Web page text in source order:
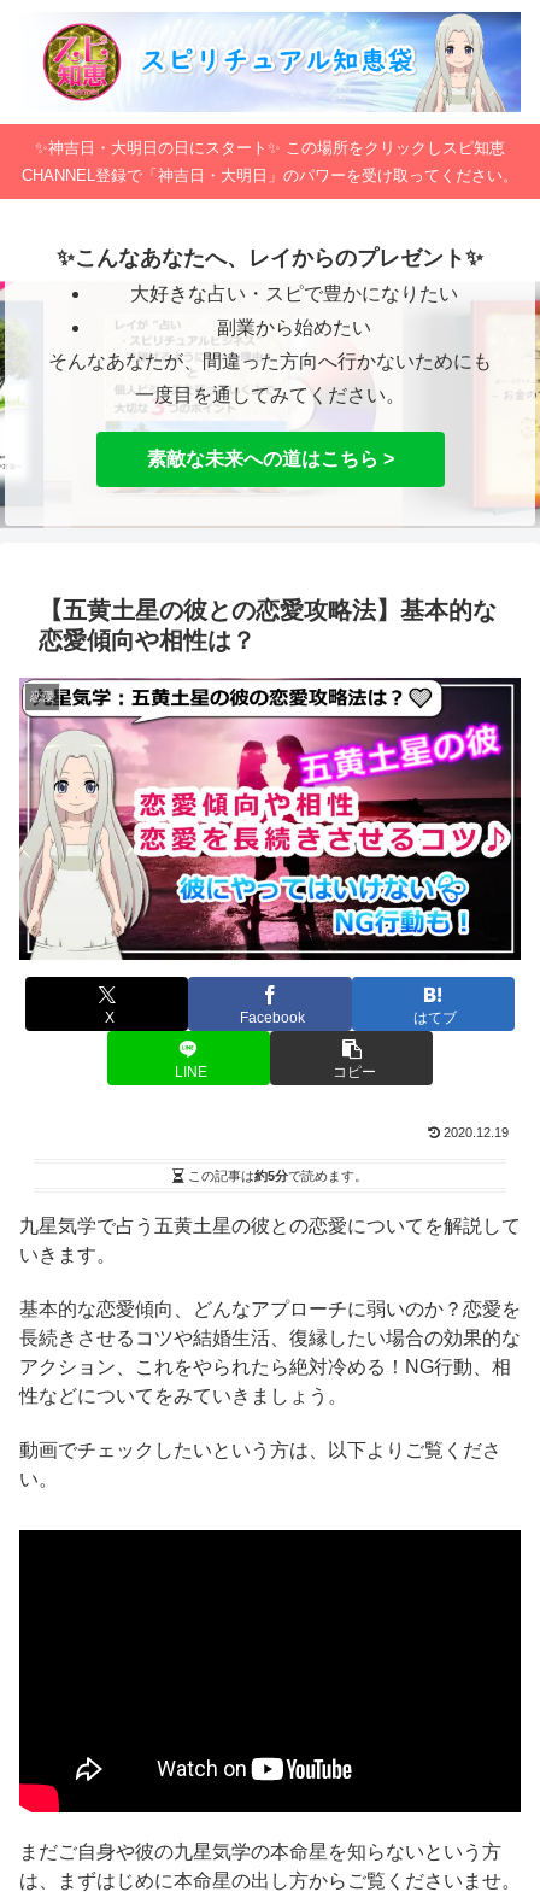
✨神吉日・大明日の日にスタート✨ この場所をクリックしスピ知恵
CHANNEL登録で「神吉日・大明日」のパワーを受け取ってください。
✨こんなあなたへ、レイからのプレゼント✨
大好きな占い・スピで豊かになりたい
副業から始めたい
そんなあなたが、間違った方向へ行かないためにも
一度目を通してみてください。
素敵な未来への道はこちら >
【五黄土星の彼との恋愛攻略法】基本的な
恋愛傾向や相性は？
恋愛
X Facebook はてブ
LINE コピー
2020.12.19
この記事は約5分で読めます。
九星気学で占う五黄土星の彼との恋愛についてを解説して
いきます。
基本的な恋愛傾向、どんなアプローチに弱いのか？恋愛を
長続きさせるコツや結婚生活、復縁したい場合の効果的な
アクション、これをやられたら絶対冷める！NG行動、相
性などについてをみていきましょう。
動画でチェックしたいという方は、以下よりご覧くださ
い。
まだご自身や彼の九星気学の本命星を知らないという方
は、まずはじめに本命星の出し方からご覧くださいませ。